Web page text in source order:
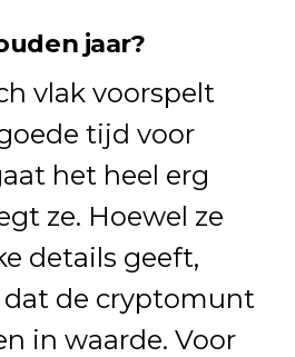
jaar?
vlak voorspelt
tijd voor
het heel erg
ze. Hoewel ze
details geeft,
dat de cryptomunt
in waarde. Voor